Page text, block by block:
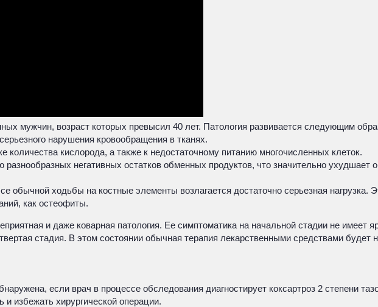
мужчин, возраст которых превысил 40 лет. Патология развивается следующим
нарушения кровообращения в тканях.
количества кислорода, а также к недостаточному питанию многочисленных клеток.
негативных остатков обменных продуктов, что значительно ухудшает
обычной ходьбы на костные элементы возлагается достаточно серьезная
как остеофиты.
и даже коварная патология. Ее симптоматика на начальной стадии не имеет
стадия. В этом состоянии обычная терапия лекарственными средствами будет
если врач в процессе обследования диагностирует коксартроз 2 степени
избежать хирургической операции.